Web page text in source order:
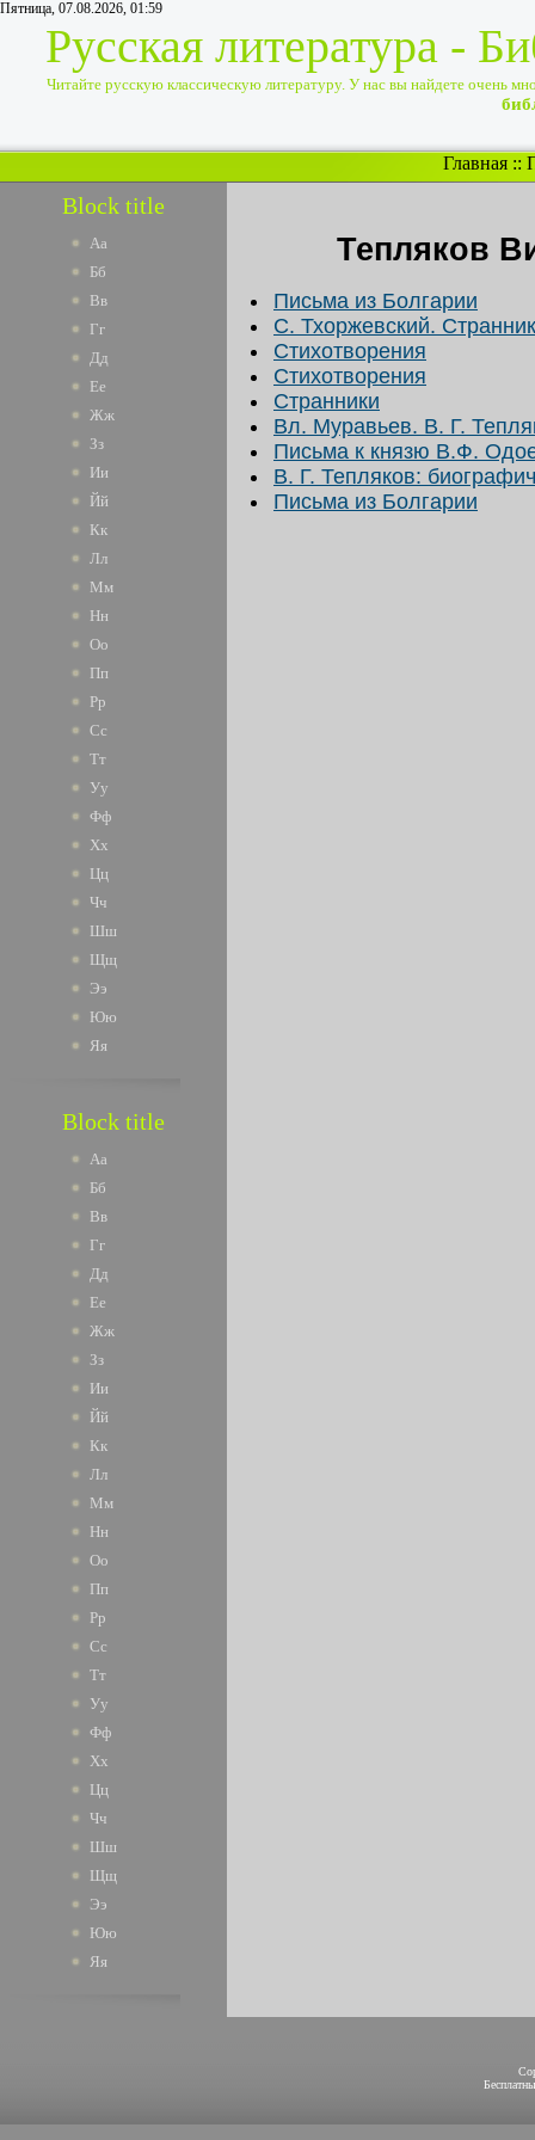
Пятница, 07.08.2026, 01:59
Русская литература -
Читайте русскую классическую литературу. У нас вы найдете очень
Главная ::
Block title
Аа
Бб
Вв
Гг
Дд
Ее
Жж
Зз
Ии
Йй
Кк
Лл
Мм
Нн
Оо
Пп
Рр
Сс
Тт
Уу
Фф
Хх
Цц
Чч
Шш
Щщ
Ээ
Юю
Яя
Block title
Аа
Бб
Вв
Гг
Дд
Ее
Жж
Зз
Ии
Йй
Кк
Лл
Мм
Нн
Оо
Пп
Рр
Сс
Тт
Уу
Фф
Хх
Цц
Чч
Шш
Щщ
Ээ
Юю
Яя
Тепляков
Письма из Болгарии
С. Тхоржевский. Странник
Стихотворения
Стихотворения
Странники
Вл. Муравьев. В. Г.
Письма к князю В.Ф.
В. Г. Тепляков:
Письма из Болгарии